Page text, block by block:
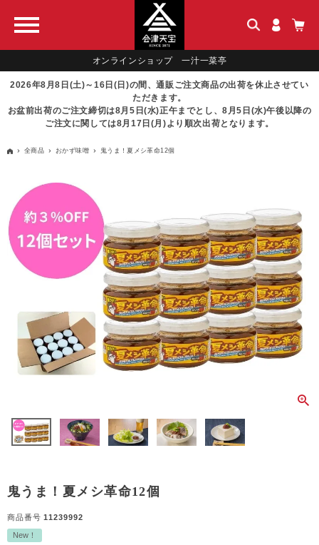
オンラインショップ 一汁一菜亭
2026年8月8日(土)～16日(日)の間、通販ご注文商品の出荷を休止させてい
ただきます。
お盆前出荷のご注文締切は8月5日(水)正午までとし、8月5日(水)午後以降の
ご注文に関しては8月17日(月)より順次出荷となります。
全商品 おかず味噌 鬼うま！夏メシ革命12個
鬼うま！夏メシ革命12個
商品番号 11239992
New！